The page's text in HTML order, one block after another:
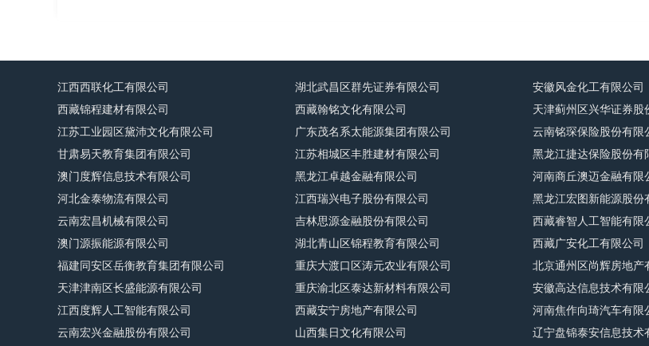
江西西联化工有限公司 湖北武昌区群先证券有限公司
安徽风金化工有限公司
西藏锦程建材有限公司
西藏翰铭文化有限公司
天津蓟州区兴华证券股
江苏工业园区黛沛文化有限公司
广东茂名系太能源集团有限公司
云南铭琛保险股份有限
甘肃易天教育集团有限公司
江苏相城区丰胜建材有限公司
黑龙江捷达保险股份有
澳门度辉信息技术有限公司
黑龙江卓越金融有限公司
河南商丘澳迈金融有限
河北金泰物流有限公司
江西瑞兴电子股份有限公司
黑龙江宏图新能源股份
云南宏昌机械有限公司
吉林思源金融股份有限公司
西藏睿智人工智能有限
澳门源振能源有限公司
湖北青山区锦程教育有限公司
西藏广安化工有限公司
福建同安区岳衡教育集团有限公司
重庆大渡口区涛元农业有限公司
北京通州区尚辉房地产
天津津南区长盛能源有限公司
重庆渝北区泰达新材料有限公司
安徽高达信息技术有限
江西度辉人工智能有限公司
西藏安宁房地产有限公司
河南焦作向琦汽车有限
云南宏兴金融股份有限公司
山西集日文化有限公司 辽宁盘锦泰安信息技术